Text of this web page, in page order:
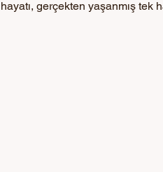
hayatı, gerçekten yaşanmış tek